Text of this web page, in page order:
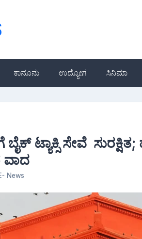
ಕಾನೂನು ಉದ್ಯೋಗ ಸಿನಿಮಾ
ಟ್ಯಾಕ್ಸಿ ಸೇವೆ
ವಾದ
News